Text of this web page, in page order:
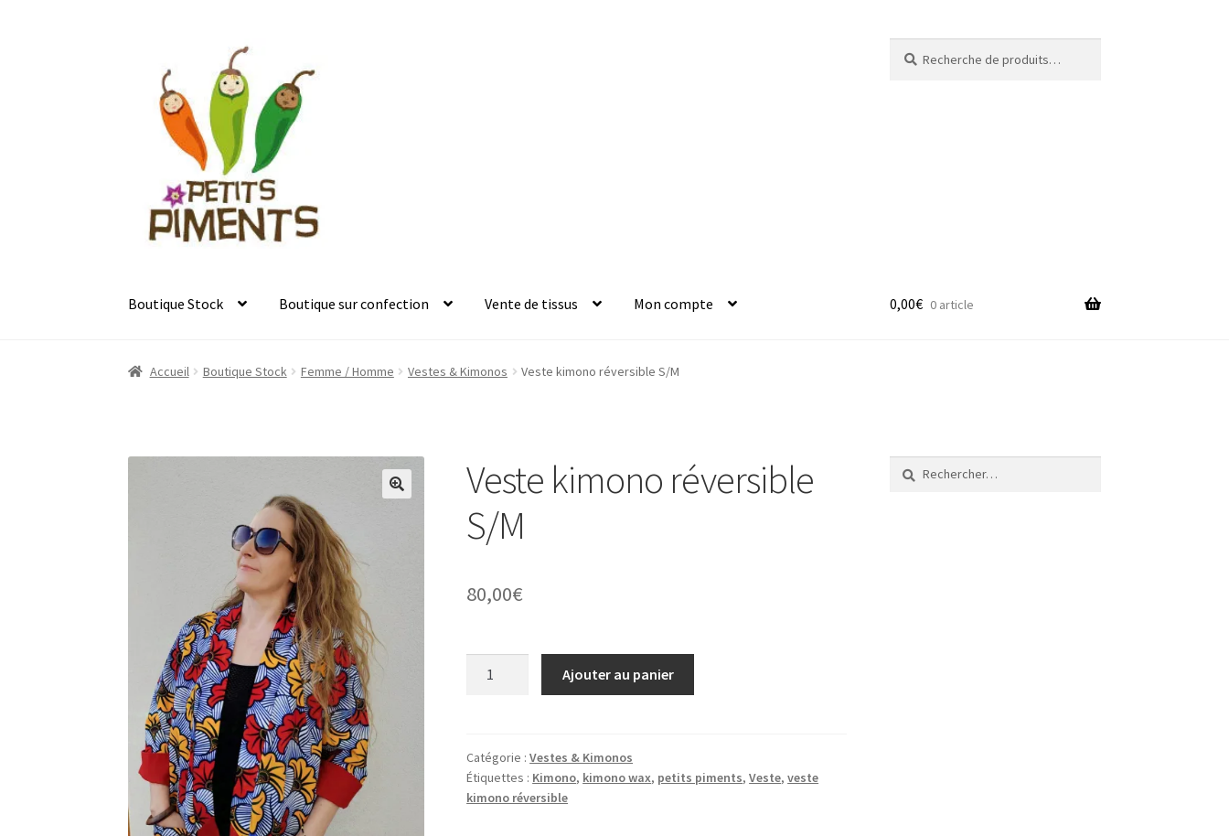
navigation
contenu
pour :
Boutique Stock Boutique sur confection Vente de tissus Mon compte 0,00€ 0 article
Accueil Boutique Stock Femme / Homme Vestes & Kimonos Veste kimono réversible S/M
Veste kimono réversible
S/M
80,00€
réversible
S/M
Ajouter au panier
Catégorie :Vestes & Kimonos
Étiquettes : Kimono, kimono wax, petits piments,Veste,veste
kimono réversible
Rechercher :